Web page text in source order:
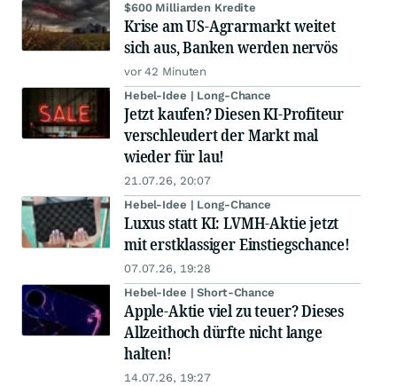
$600 Milliarden Kredite
Krise am US-Agrarmarkt weitet
sich aus, Banken werden nervös
vor 42 Minuten
Hebel-Idee | Long-Chance
Jetzt kaufen? Diesen KI-Profiteur
verschleudert der Markt mal
wieder für lau!
21.07.26, 20:07
Hebel-Idee | Long-Chance
Luxus statt KI: LVMH-Aktie jetzt
mit erstklassiger Einstiegschance!
07.07.26, 19:28
Hebel-Idee | Short-Chance
Apple-Aktie viel zu teuer? Dieses
Allzeithoch dürfte nicht lange
halten!
14.07.26, 19:27